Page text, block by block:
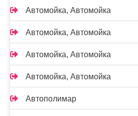
Автомойка, Автомойка
Автомойка, Автомойка
Автомойка, Автомойка
Автомойка, Автомойка
Автополимар